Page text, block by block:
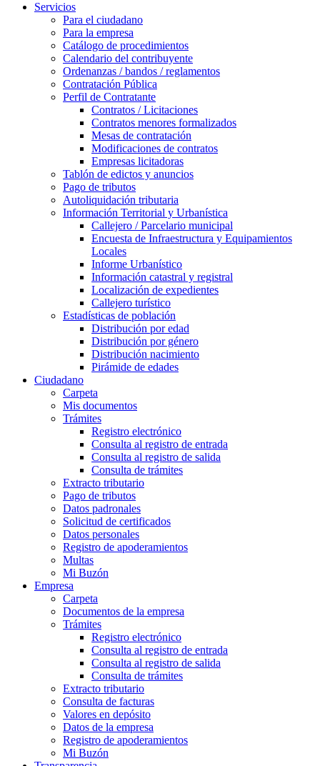
Servicios
Para el ciudadano
Para la empresa
Catálogo de procedimientos
Calendario del contribuyente
Ordenanzas / bandos / reglamentos
Contratación Pública
Perfil de Contratante
Contratos / Licitaciones
Contratos menores formalizados
Mesas de contratación
Modificaciones de contratos
Empresas licitadoras
Tablón de edictos y anuncios
Pago de tributos
Autoliquidación tributaria
Información Territorial y Urbanística
Callejero / Parcelario municipal
Encuesta de Infraestructura y Equipamientos
Locales
Informe Urbanístico
Información catastral y registral
Localización de expedientes
Callejero turístico
Estadísticas de población
Distribución por edad
Distribución por género
Distribución nacimiento
Pirámide de edades
Ciudadano
Carpeta
Mis documentos
Trámites
Registro electrónico
Consulta al registro de entrada
Consulta al registro de salida
Consulta de trámites
Extracto tributario
Pago de tributos
Datos padronales
Solicitud de certificados
Datos personales
Registro de apoderamientos
Multas
Mi Buzón
Empresa
Carpeta
Documentos de la empresa
Trámites
Registro electrónico
Consulta al registro de entrada
Consulta al registro de salida
Consulta de trámites
Extracto tributario
Consulta de facturas
Valores en depósito
Datos de la empresa
Registro de apoderamientos
Mi Buzón